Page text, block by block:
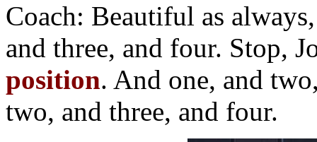
Coach: Beautiful as
and three, and four. Stop,
position. And one, and
two, and three, and four.